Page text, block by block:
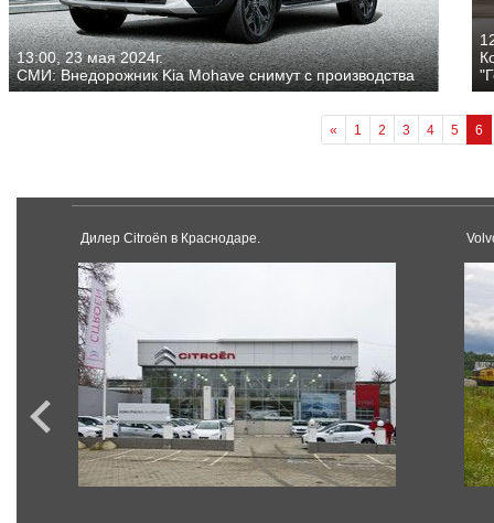
13:00, 23 мая 2024г.
СМИ: Внедорожник Kia Mohave снимут с производства
« 1 2 3 4 5 6
Дилер Citroёn в Краснодаре.